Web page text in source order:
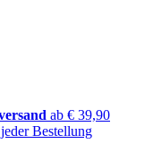
ab € 39,90
Bestellung